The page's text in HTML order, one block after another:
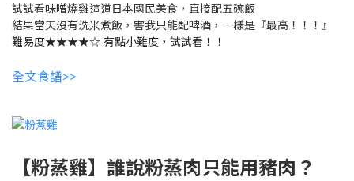
試試看味噌燒雞這道日本國民美食，直接配五碗飯
結果當天沒有洗米煮飯，害我只能配啤酒，一樣是『最高！！！』
難易度★★★★☆ 有點小難度，試試看！！
全文食譜>>
【粉蒸雞】誰說粉蒸肉只能用豬肉？